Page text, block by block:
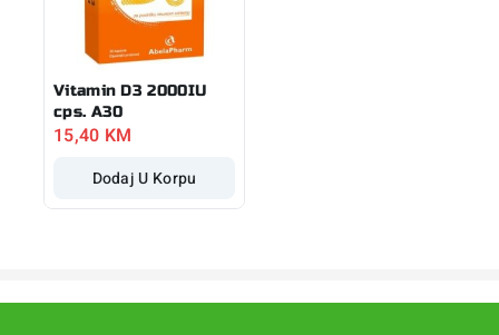
Vitamin D3 2000IU
cps. A30
15,40 KM
Dodaj U Korpu